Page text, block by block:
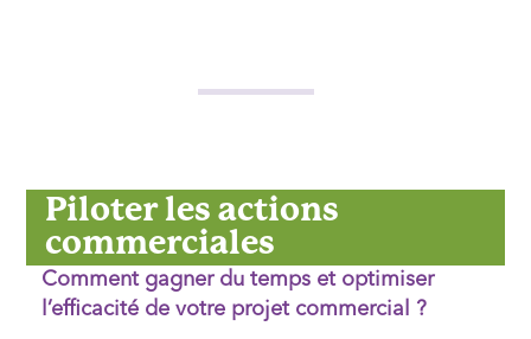
Piloter les actions
commerciales
Comment gagner du temps et optimiser
l’efficacité de votre projet commercial ?